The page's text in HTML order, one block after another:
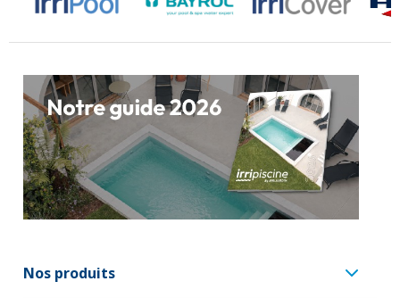
Nos produits